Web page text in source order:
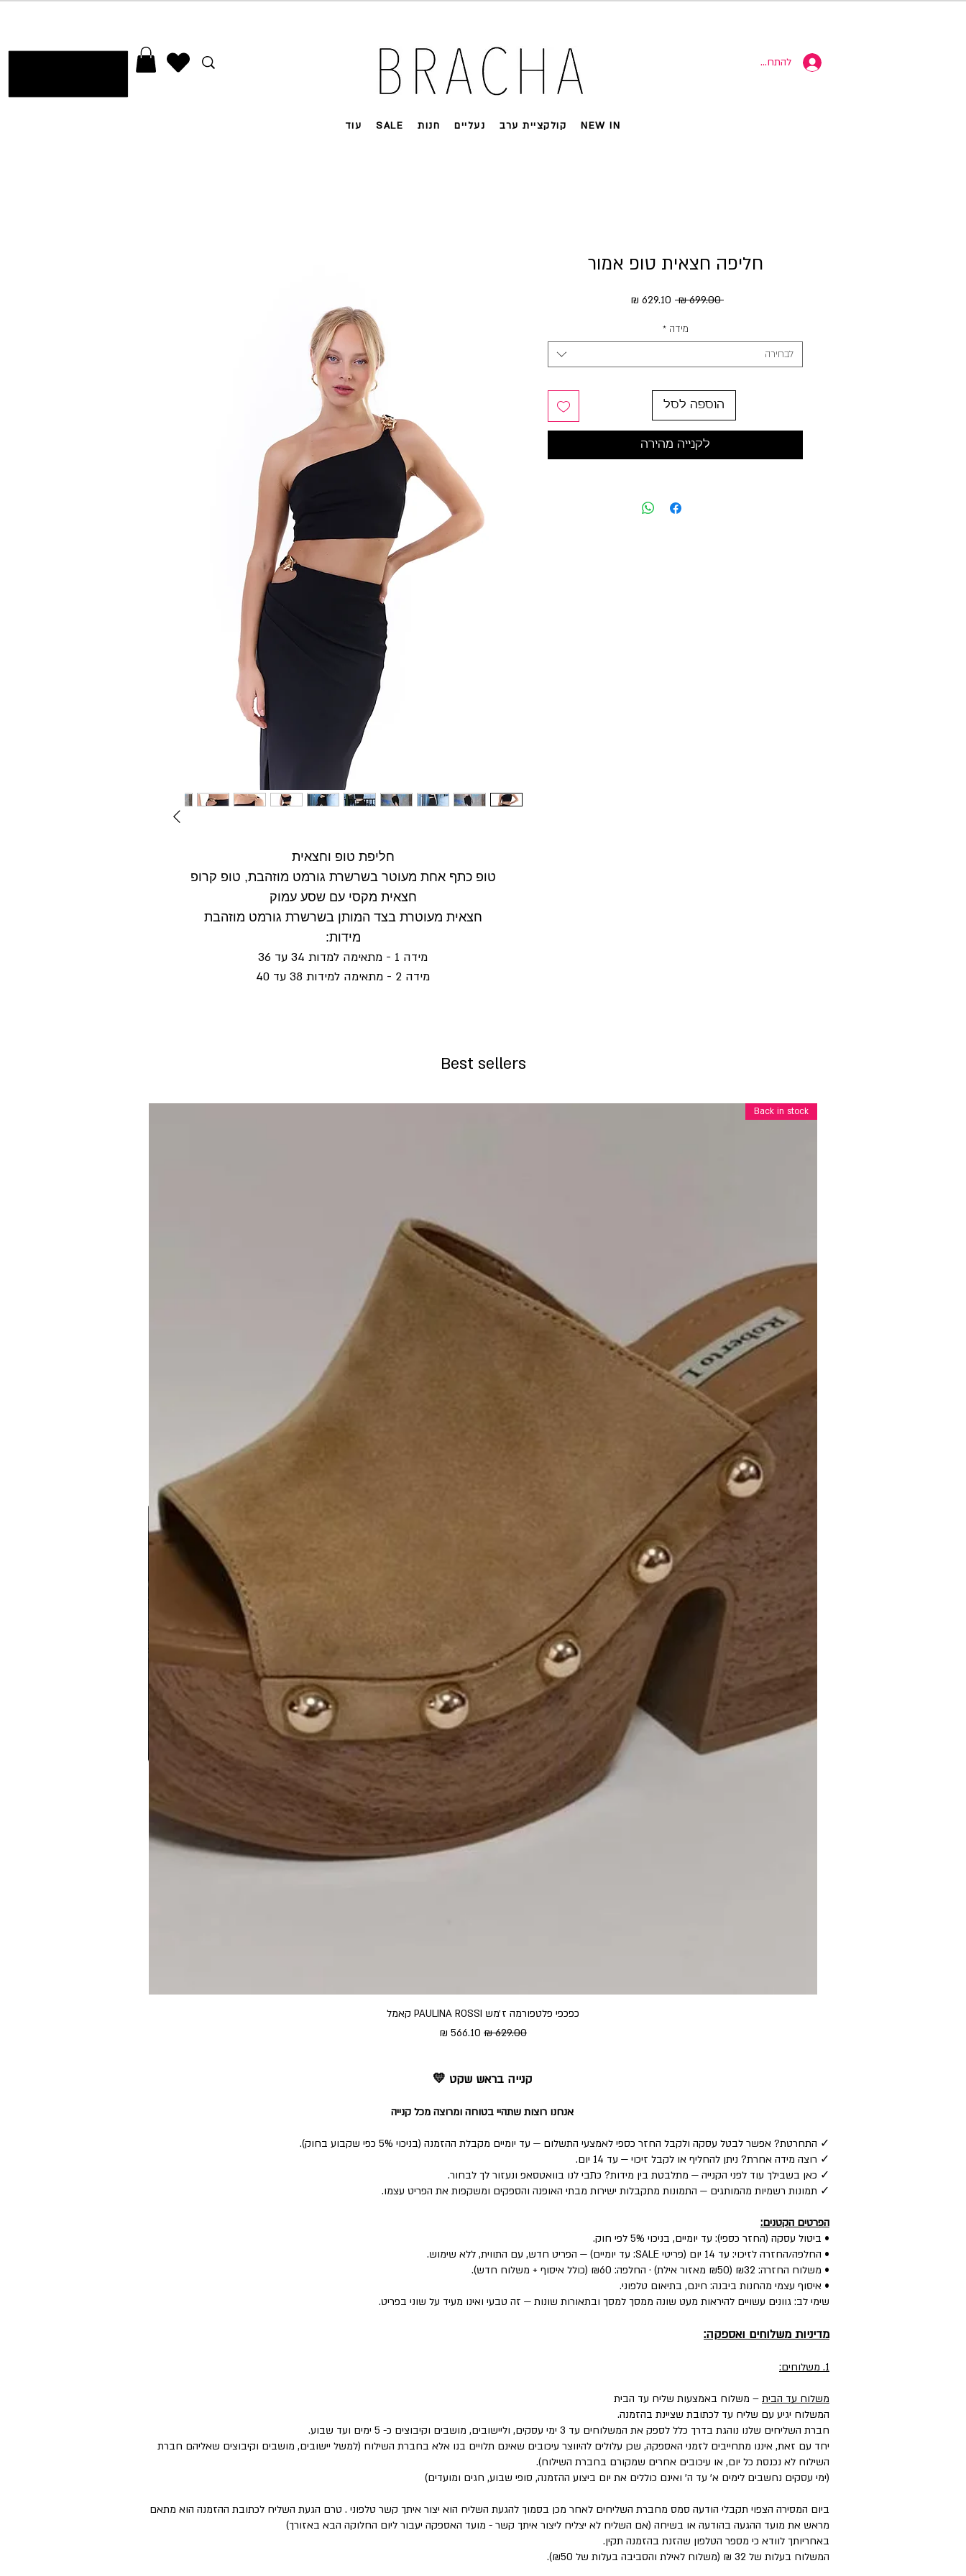
להתחברות
NEW IN קולקציית ערב נעליים חנות SALE עוד
חליפת טופ וחצאית
טופ כתף אחת מעוטר בשרשרת גורמט מוזהבת, טופ קרופ
חצאית מקסי עם שסע עמוק
חצאית מעוטרת בצד המותן בשרשרת גורמט מוזהבת
מידות:
מידה 1 - מתאימה למדות 34 עד 36
מידה 2 - מתאימה למידות 38 עד 40
חליפה חצאית טופ אמור
‏699.00 ‏₪ מחיר רגיל
מידה *
לבחירה
הוספה לסל
לקנייה מהירה
Best sellers
Back in stock
כפכפי פלטפורמה ז׳מש PAULINA ROSSI קאמל
מחיר רגיל מחיר מבצע
קנייה בראש שקט 💛
אנחנו רוצות שתהיי בטוחה ומרוצה מכל קנייה
✓ התחרטת? אפשר לבטל עסקה ולקבל החזר כספי לאמצעי התשלום — עד יומיים מקבלת ההזמנה (בניכוי 5% כפי שקבוע בחוק).
✓ רוצה מידה אחרת? ניתן להחליף או לקבל זיכוי — עד 14 יום.
✓ כאן בשבילך עוד לפני הקנייה — מתלבטת בין מידות? כתבי לנו בוואטסאפ ונעזור לך לבחור.
✓ תמונות רשמיות מהמותגים — התמונות מתקבלות ישירות מבתי האופנה והספקים ומשקפות את הפריט עצמו.
הפרטים הקטנים:
• ביטול עסקה (החזר כספי): עד יומיים, בניכוי 5% לפי חוק.
• החלפה/החזרה לזיכוי: עד 14 יום (פריטי SALE: עד יומיים) — הפריט חדש, עם התווית, ללא שימוש.
• משלוח החזרה: ₪32 (₪50 מאזור אילת) · החלפה: ₪60 (כולל איסוף + משלוח חדש).
• איסוף עצמי מהחנות ביבנה: חינם, בתיאום טלפוני.
שימי לב: גוונים עשויים להיראות מעט שונה ממסך למסך ובתאורות שונות — זה טבעי ואינו מעיד על שוני בפריט.
מדיניות משלוחים ואספקה:
1. משלוחים:
משלוח עד הבית – משלוח באמצעות שליח עד הבית
המשלוח יגיע עם שליח עד לכתובת שציינת בהזמנה.
חברת השליחים שלנו נוהגת בדרך כלל לספק את המשלוחים עד 3 ימי עסקים, וליישובים, מושבים וקיבוצים כ- 5 ימים ועד שבוע.
יחד עם זאת, איננו מתחייבים לזמני האספקה, שכן עלולים להיווצר עיכובים שאינם תלויים בנו אלא בחברת השילוח (למשל יישובים, מושבים וקיבוצים שאליהם חברת
השילוח לא נכנסת כל יום, או עיכובים אחרים שמקורם בחברת השילוח).
(ימי עסקים נחשבים לימים א' עד ה' ואינם כוללים את יום ביצוע ההזמנה, סופי שבוע, חגים ומועדים)
ביום המסירה הצפוי תקבלי הודעה סמס מחברת השליחים לאחר מכן בסמוך להגעת השליח הוא יצור איתך קשר טלפוני . טרם הגעת השליח לכתובת ההזמנה הוא מתאם
מראש את מועד ההגעה בהודעה או בשיחה (אם השליח לא יצליח ליצור איתך קשר - מועד האספקה יעבור ליום החלוקה הבא באזורך)
באחריותך לוודא כי מספר הטלפון שהזנת בהזמנה תקין.
המשלוח בעלות של 32 ₪ (משלוח לאילת והסביבה בעלות של ₪50).